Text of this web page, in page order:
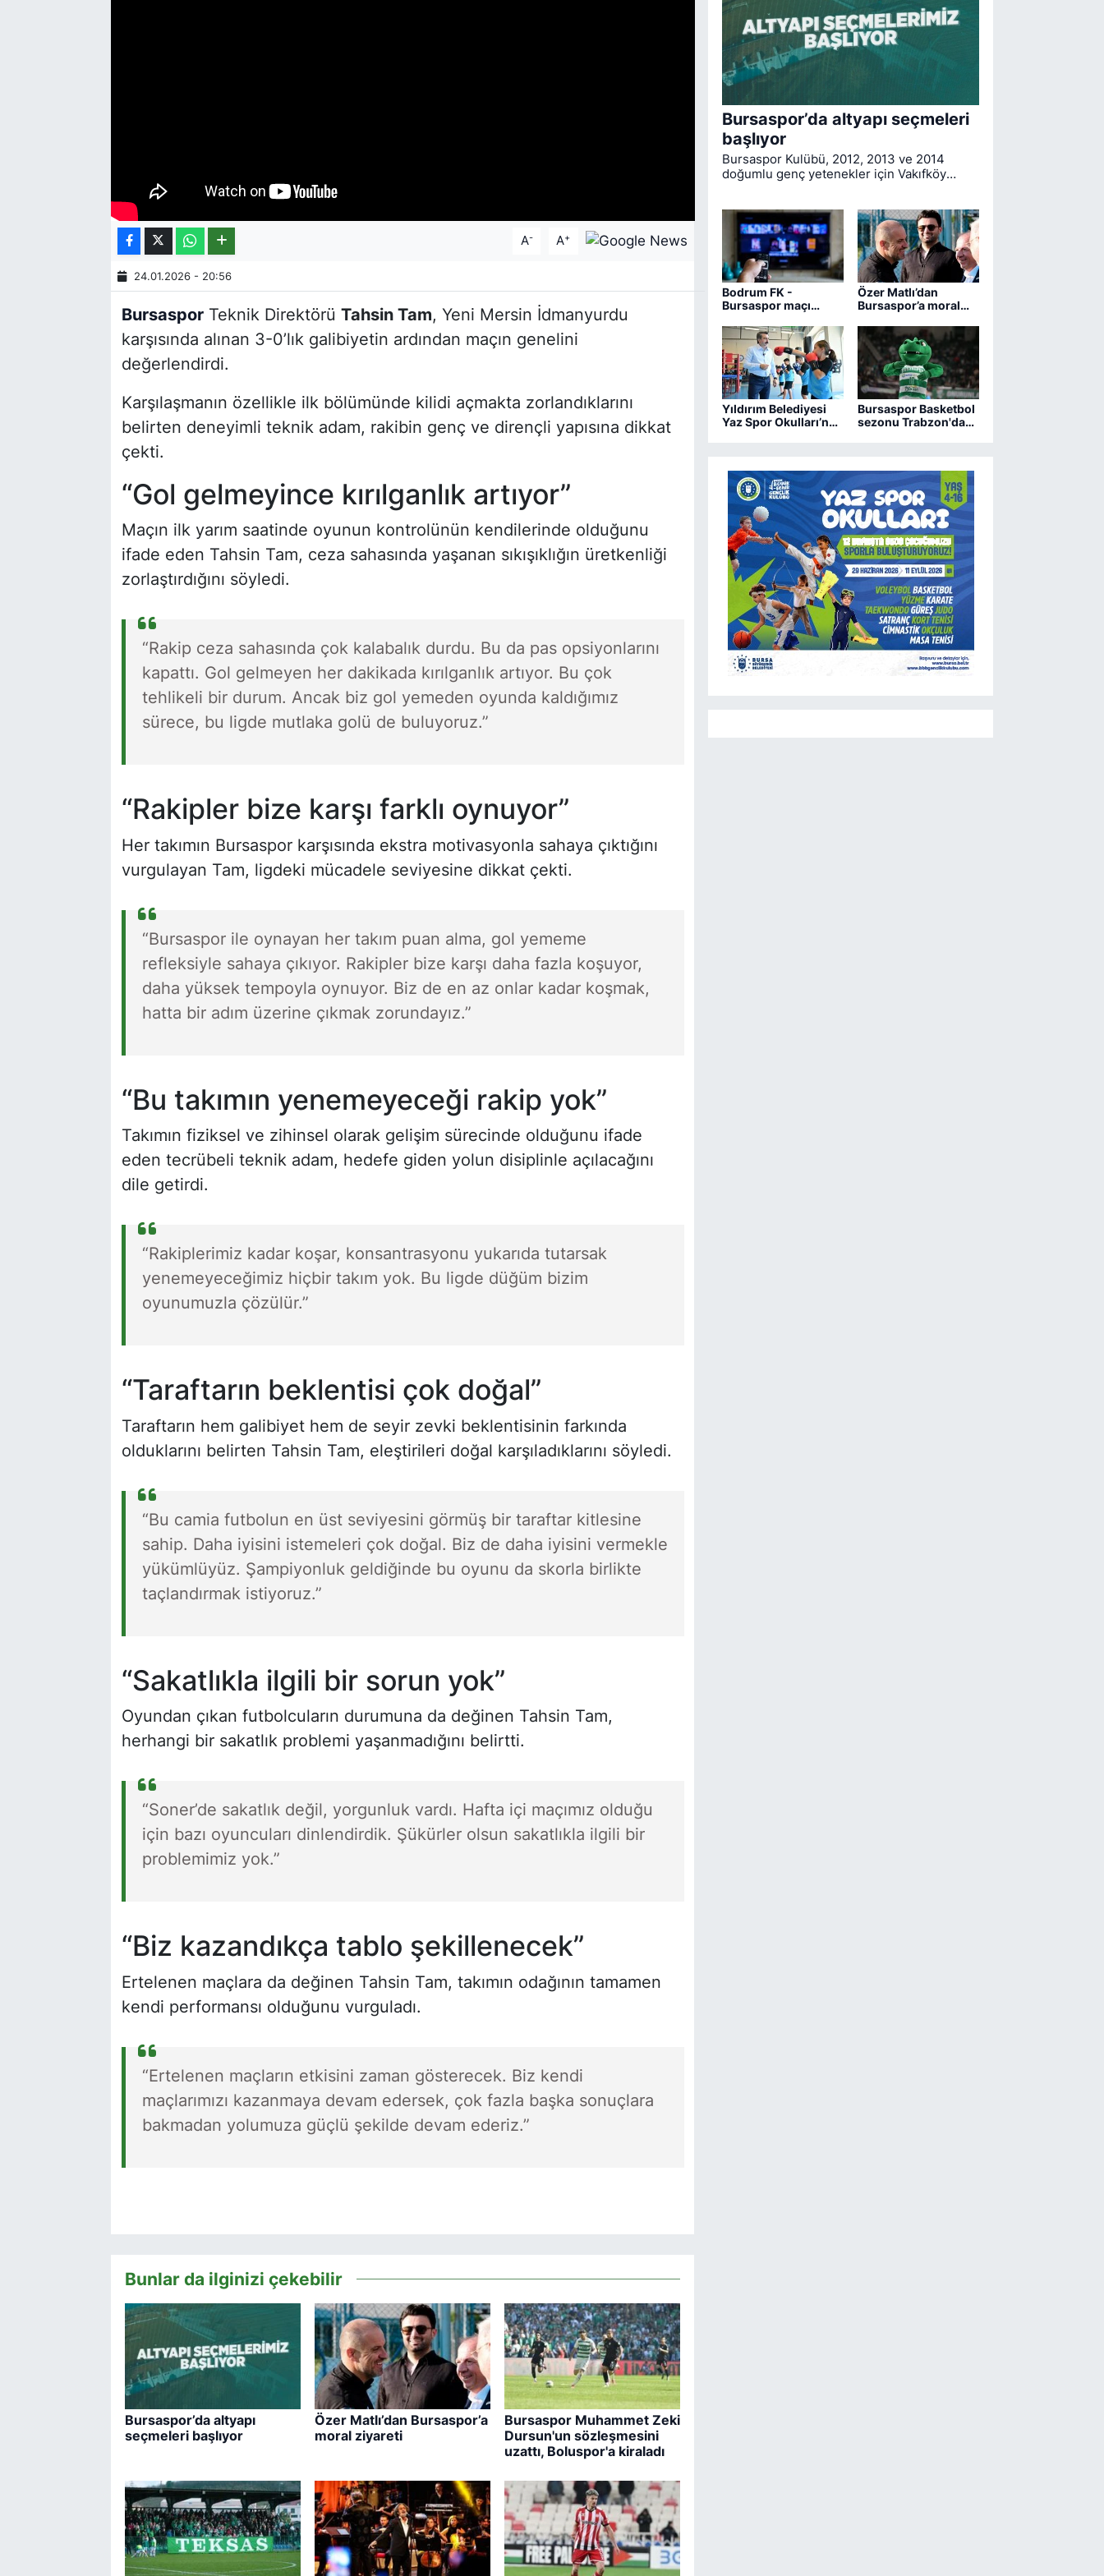
A- A+
24.01.2026 - 20:56
BursasporTeknik Direktörü Tahsin Tam, Yeni Mersin İdmanyurdu
karşısında alınan 3-0’lık galibiyetin ardından maçın genelini
değerlendirdi.
Karşılaşmanın özellikle ilk bölümünde kilidi açmakta zorlandıklarını
belirten deneyimli teknik adam, rakibin genç ve dirençli yapısına dikkat
çekti.
“Gol gelmeyince kırılganlık artıyor”
Maçın ilk yarım saatinde oyunun kontrolünün kendilerinde olduğunu
ifade eden Tahsin Tam, ceza sahasında yaşanan sıkışıklığın üretkenliği
zorlaştırdığını söyledi.
“Rakip ceza sahasında çok kalabalık durdu. Bu da pas opsiyonlarını
kapattı. Gol gelmeyen her dakikada kırılganlık artıyor. Bu çok
tehlikeli bir durum. Ancak biz gol yemeden oyunda kaldığımız
sürece, bu ligde mutlaka golü de buluyoruz.”
“Rakipler bize karşı farklı oynuyor”
Her takımın Bursaspor karşısında ekstra motivasyonla sahaya çıktığını
vurgulayan Tam, ligdeki mücadele seviyesine dikkat çekti.
“Bursaspor ile oynayan her takım puan alma, gol yememe
refleksiyle sahaya çıkıyor. Rakipler bize karşı daha fazla koşuyor,
daha yüksek tempoyla oynuyor. Biz de en az onlar kadar koşmak,
hatta bir adım üzerine çıkmak zorundayız.”
“Bu takımın yenemeyeceği rakip yok”
Takımın fiziksel ve zihinsel olarak gelişim sürecinde olduğunu ifade
eden tecrübeli teknik adam, hedefe giden yolun disiplinle açılacağını
dile getirdi.
“Rakiplerimiz kadar koşar, konsantrasyonu yukarıda tutarsak
yenemeyeceğimiz hiçbir takım yok. Bu ligde düğüm bizim
oyunumuzla çözülür.”
“Taraftarın beklentisi çok doğal”
Taraftarın hem galibiyet hem de seyir zevki beklentisinin farkında
olduklarını belirten Tahsin Tam, eleştirileri doğal karşıladıklarını söyledi.
“Bu camia futbolun en üst seviyesini görmüş bir taraftar kitlesine
sahip. Daha iyisini istemeleri çok doğal. Biz de daha iyisini vermekle
yükümlüyüz. Şampiyonluk geldiğinde bu oyunu da skorla birlikte
taçlandırmak istiyoruz.”
“Sakatlıkla ilgili bir sorun yok”
Oyundan çıkan futbolcuların durumuna da değinen Tahsin Tam,
herhangi bir sakatlık problemi yaşanmadığını belirtti.
“Soner’de sakatlık değil, yorgunluk vardı. Hafta içi maçımız olduğu
için bazı oyuncuları dinlendirdik. Şükürler olsun sakatlıkla ilgili bir
problemimiz yok.”
“Biz kazandıkça tablo şekillenecek”
Ertelenen maçlara da değinen Tahsin Tam, takımın odağının tamamen
kendi performansı olduğunu vurguladı.
“Ertelenen maçların etkisini zaman gösterecek. Biz kendi
maçlarımızı kazanmaya devam edersek, çok fazla başka sonuçlara
bakmadan yolumuza güçlü şekilde devam ederiz.”
Bunlar da ilginizi çekebilir
Bursaspor’da altyapı
seçmeleri başlıyor
Özer Matlı’dan Bursaspor’a
moral ziyareti
Bursaspor Muhammet Zeki
Dursun'un sözleşmesini
uzattı, Boluspor'a kiraladı
Bursaspor’da altyapı seçmeleri
başlıyor
Bursaspor Kulübü, 2012, 2013 ve 2014
doğumlu genç yetenekler için Vakıfköy
Bodrum FK -
Bursaspor maçı
Özer Matlı’dan
Bursaspor’a moral
Yıldırım Belediyesi
Yaz Spor Okulları’nda
Bursaspor Basketbol
sezonu Trabzon'da